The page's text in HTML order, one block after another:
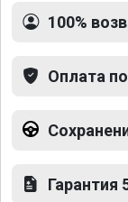
100%
Оплата
Гарантия